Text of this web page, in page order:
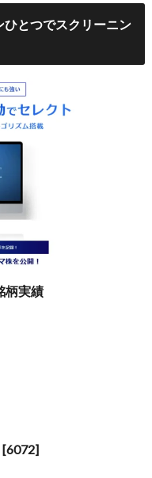
とつでスクリーニン
柄実績